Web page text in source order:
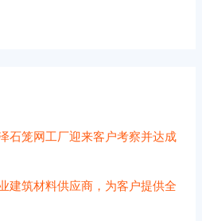
石笼网工厂迎来客户考察并达成
建筑材料供应商，为客户提供全